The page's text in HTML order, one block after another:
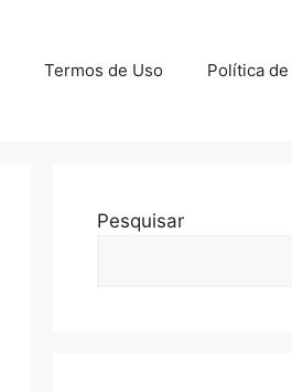
Termos de Uso Política
Pesquisar